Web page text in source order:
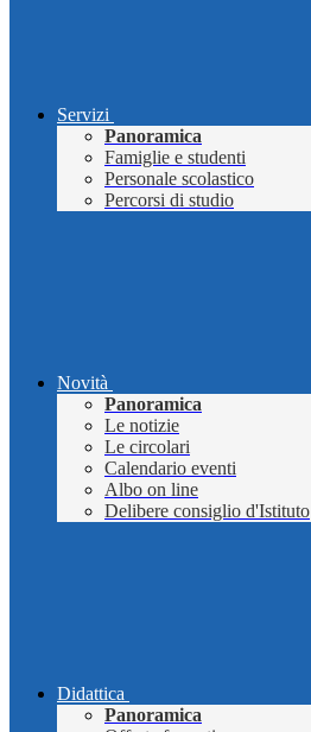
Servizi
Panoramica
Famiglie e studenti
Personale scolastico
Percorsi di studio
Novità
Panoramica
Le notizie
Le circolari
Calendario eventi
Albo on line
Delibere consiglio d'Istituto
Didattica
Panoramica